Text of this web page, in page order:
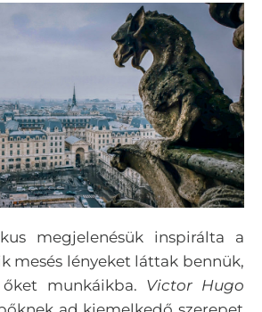
megjelenésük inspirálta a
mesés lényeket láttak bennük,
munkáikba. Victor Hugo